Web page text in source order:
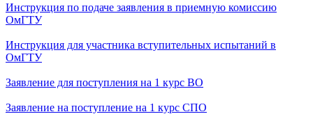
Инструкция по подаче заявления в приемную комиссию
ОмГТУ
Инструкция для участника вступительных испытаний в
ОмГТУ
Заявление для поступления на 1 курс ВО
Заявление на поступление на 1 курс СПО